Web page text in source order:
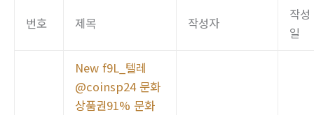
번호 제목 작성자
작성
일
New f9L_텔레
@coinsp24 문화
상품권91% 문화